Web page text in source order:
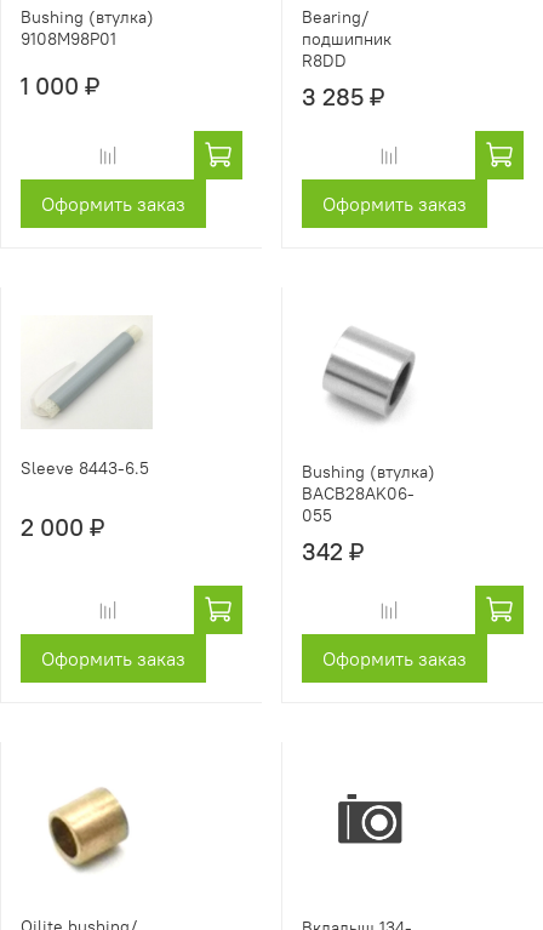
Bushing (втулка)
9108M98P01
1 000 ₽
Оформить заказ
Bearing/
подшипник
R8DD
3 285 ₽
Оформить заказ
Sleeve 8443-6.5
2 000 ₽
Оформить заказ
Bushing (втулка)
BACB28AK06-
055
342 ₽
Оформить заказ